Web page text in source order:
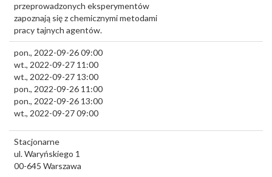
przeprowadzonych eksperymentów
zapoznają się z chemicznymi metodami
pracy tajnych agentów.
pon., 2022-09-26 09:00
wt., 2022-09-27 11:00
wt., 2022-09-27 13:00
pon., 2022-09-26 11:00
pon., 2022-09-26 13:00
wt., 2022-09-27 09:00
Stacjonarne
ul. Waryńskiego 1
00-645 Warszawa